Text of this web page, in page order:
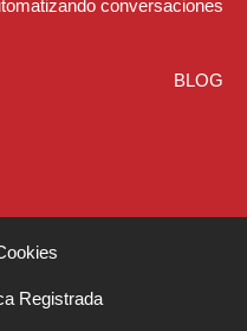
conversaciones
BLOG
Registrada